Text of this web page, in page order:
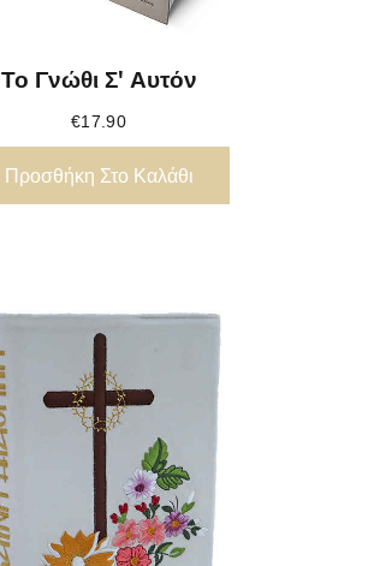
Το Γνώθι Σ' Αυτόν
€17.90
Προσθήκη Στο Καλάθι